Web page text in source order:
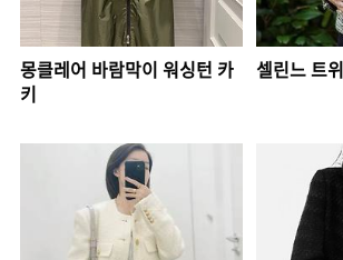
몽클레어 바람막이 워싱턴 카
키
셀린느 트